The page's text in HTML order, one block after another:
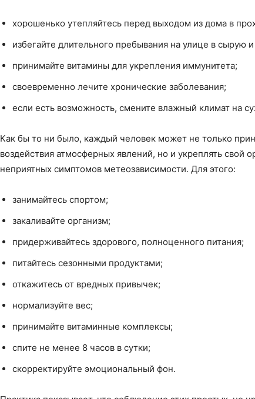
хорошенько утепляйтесь перед выходом из дома в
избегайте длительного пребывания на улице в сырую
принимайте витамины для укрепления иммунитета;
своевременно лечите хронические заболевания;
если есть возможность, смените влажный климат на
Как бы то ни было, каждый человек может не только
воздействия атмосферных явлений, но и укреплять свой
неприятных симптомов метеозависимости. Для этого:
занимайтесь спортом;
закаливайте организм;
придерживайтесь здорового, полноценного питания;
питайтесь сезонными продуктами;
откажитесь от вредных привычек;
нормализуйте вес;
принимайте витаминные комплексы;
спите не менее 8 часов в сутки;
скорректируйте эмоциональный фон.